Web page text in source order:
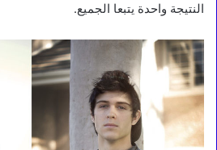
النتيجة واحدة يتبعا الجميع.